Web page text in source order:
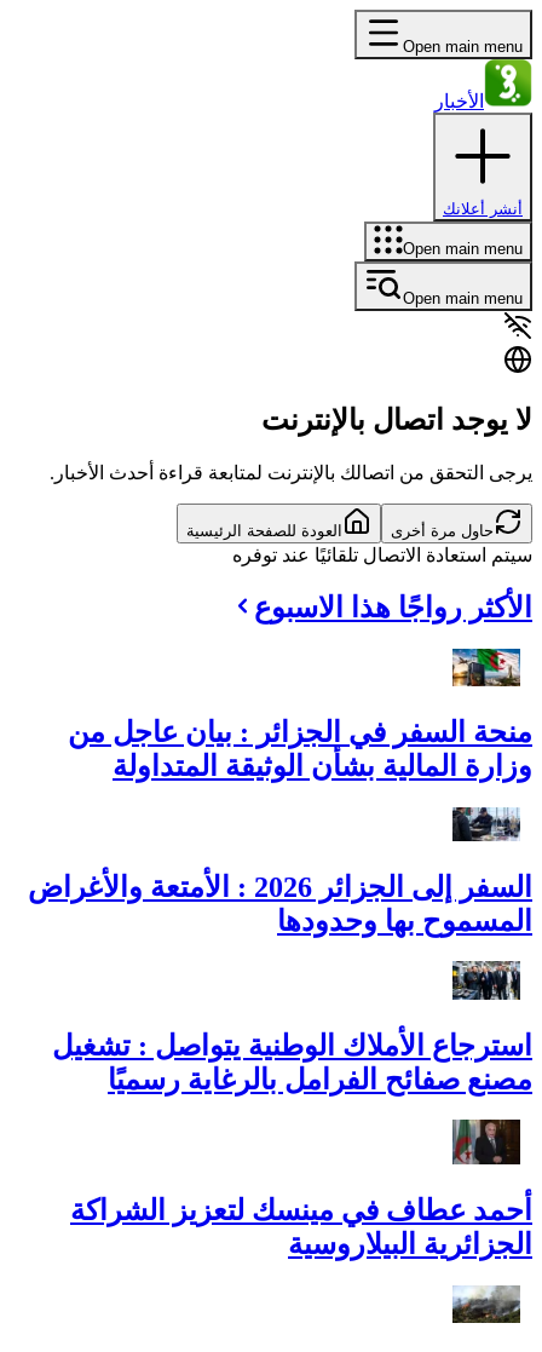
Open main menu
الأخبار
أنشر أعلانك
Open main menu
Open main menu
لا يوجد اتصال بالإنترنت
يرجى التحقق من اتصالك بالإنترنت لمتابعة قراءة أحدث الأخبار.
حاول مرة أخرى العودة للصفحة الرئيسية
سيتم استعادة الاتصال تلقائيًا عند توفره
الأكثر رواجًا هذا الاسبوع
منحة السفر في الجزائر : بيان عاجل من
وزارة المالية بشأن الوثيقة المتداولة
السفر إلى الجزائر 2026 : الأمتعة والأغراض
المسموح بها وحدودها
استرجاع الأملاك الوطنية يتواصل : تشغيل
مصنع صفائح الفرامل بالرغاية رسميًا
أحمد عطاف في مينسك لتعزيز الشراكة
الجزائرية البيلاروسية